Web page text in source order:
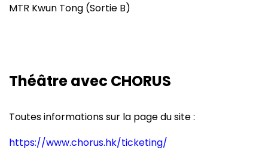
MTR Kwun Tong (Sortie B)
Théâtre avec CHORUS
Toutes informations sur la page du site :
https://www.chorus.hk/ticketing/